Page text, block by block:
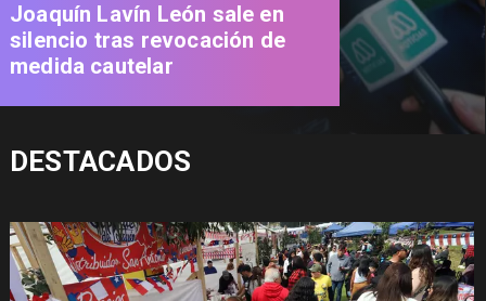
Joaquín Lavín León sale en
silencio tras revocación de
medida cautelar
DESTACADOS